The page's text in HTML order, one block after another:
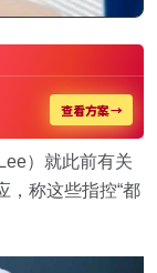
）就此前有关
，称这些指控“都